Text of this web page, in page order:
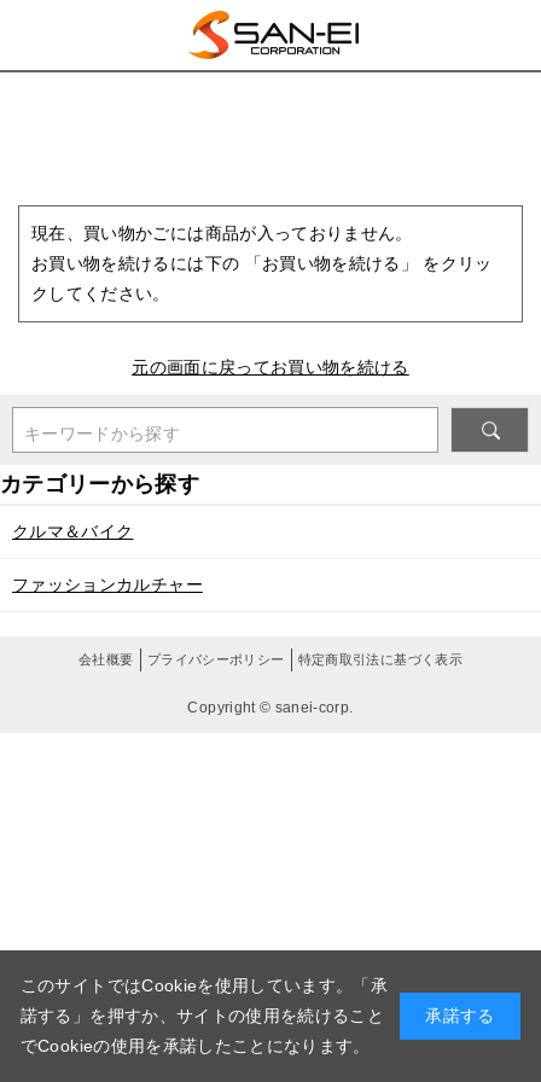
現在、買い物かごには商品が入っておりません。
お買い物を続けるには下の 「お買い物を続ける」 をクリッ
クしてください。
元の画面に戻ってお買い物を続ける
キーワードから探す
クルマ＆バイク
ファッションカルチャー
会社概要 プライバシーポリシー 特定商取引法に基づく表示
Copyright © sanei-corp.
このサイトではCookieを使用しています。「承
諾する」を押すか、サイトの使用を続けること
でCookieの使用を承諾したことになります。
承諾する